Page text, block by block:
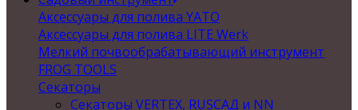
Аксессуары для полива YATO
Аксессуары для полива LITE Werk
Мелкий почвообрабатывающий инструмент
FROG TOOLS
Секаторы
Секаторы VERTEX, RUSСАД и NN